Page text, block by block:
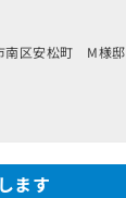
安松町 M様邸
ます